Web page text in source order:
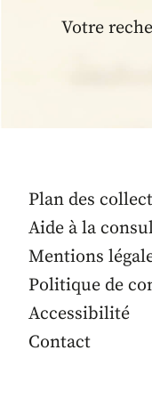
Votre
Plan des
Aide à la
Mentions
Politique de
Accessibilité
Contact